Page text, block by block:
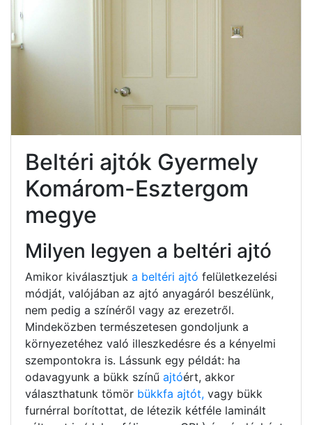
Beltéri ajtók Gyermely
Komárom-Esztergom
megye
Milyen legyen a beltéri ajtó
Amikor kiválasztjuk a beltéri ajtó felületkezelési
módját, valójában az ajtó anyagáról beszélünk,
nem pedig a színéről vagy az erezetről.
Mindeközben természetesen gondoljunk a
környezetéhez való illeszkedésre és a kényelmi
szempontokra is. Lássunk egy példát: ha
odavagyunk a bükk színű ajtóért, akkor
választhatunk tömör bükkfa ajtót, vagy bükk
furnérral borítottat, de létezik kétféle laminált